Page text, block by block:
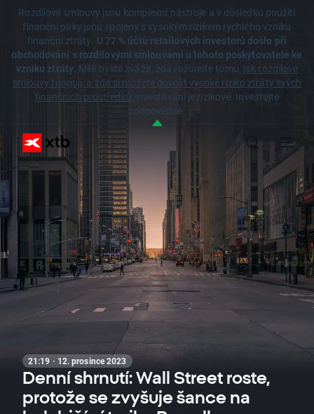
Rozdílové smlouvy jsou komplexní nástroje a v důsledku použití
finanční páky jsou spojeny s vysokým rizikem rychlého vzniku
finanční ztráty. U 77 % účtů retailových investorů došlo při
obchodování s rozdílovými smlouvami u tohoto poskytovatele ke
vzniku ztráty. Měli byste zvážit, zda rozumíte tomu, jak rozdílové
smlouvy fungují, a zda si můžete dovolit vysoké riziko ztráty svých
finančních prostředků.Investování je rizikové. Investujte
zodpovědně.
21:19 · 12. prosince 2023
Denní shrnutí: Wall Street roste,
protože se zvyšuje šance na